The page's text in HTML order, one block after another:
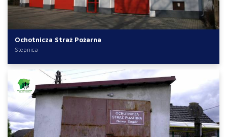
Ochotnicza Straż Pożarna
Stepnica